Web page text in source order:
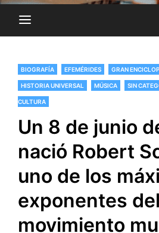
BIOGRAFÍA EFEMÉRIDES GRAN
HISTORIA UNIVERSAL MÚSICA SIN
CULTURA
Un 8 de junio
nació Robert
uno de los
exponentes del
movimiento